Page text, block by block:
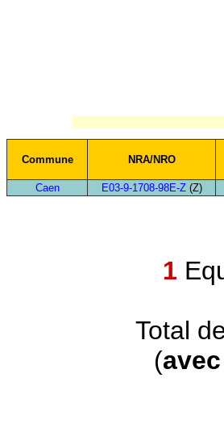
Commune NRA/NRO
Caen E03-9-1708-98E-Z(Z)
1
Total
(avec